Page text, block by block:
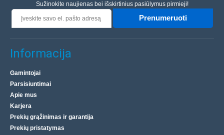
Sužinokite naujienas bei išskirtinius pasiūlymus pirmieji!
Prenumeruoti
Informacija
Gamintojai
Parsisiuntimai
Apie mus
Karjera
Prekių grąžinimas ir garantija
Prekių pristatymas